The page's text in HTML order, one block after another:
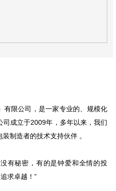
有限公司，是一家专业的、规模化
司成立于2009年，多年以来，我们
制造者的技术支持伙伴 。
有秘密，有的是钟爱和全情的投
求卓越！”